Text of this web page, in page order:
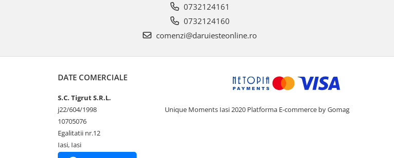
0732124161
0732124160
comenzi@daruiesteonline.ro
DATE COMERCIALE
S.C. Tigrut S.R.L.
j22/604/1998
10705076
Egalitatii nr.12
Iasi, Iasi
Unique Moments Iasi 2020 Platforma E-commerce by Gomag